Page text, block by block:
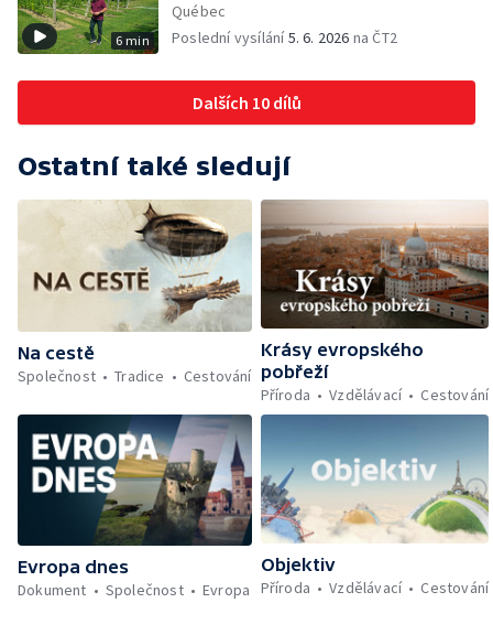
6 min
Québec
Poslední vysílání5. 6. 2026 na ČT2
Dalších 10 dílů
Ostatní také sledují
Na cestě
Společnost
Tradice Cestování
Krásy evropského
pobřeží
Příroda
Vzdělávací Cestování
Evropa dnes
Dokument
Společnost Evropa
Objektiv
Příroda
Vzdělávací Cestování